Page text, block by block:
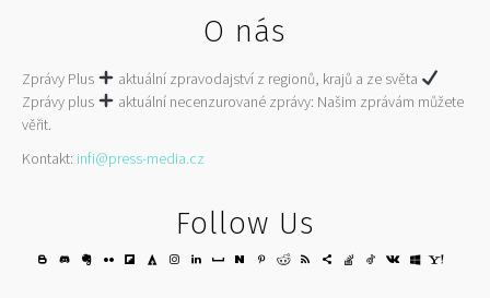
O nás
Zprávy Plus
aktuální zpravodajství z regionů, krajů a ze světa
Zprávy plus
aktuální necenzurované zprávy: Našim zprávám můžete
věřit.
Kontakt: infi@press-media.cz
Follow Us